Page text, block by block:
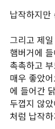
납작하지만
그리고 제
햄버거에
촉촉하고
매우 좋았
에 들어간
두껍지 않
처럼 납작